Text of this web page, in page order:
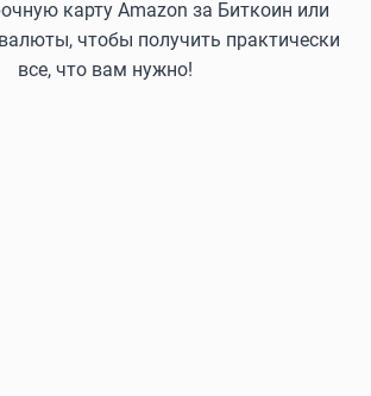
карту Amazon за Биткоин или
чтобы получить практически
все, что вам нужно!